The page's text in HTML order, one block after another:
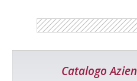
Catalogo